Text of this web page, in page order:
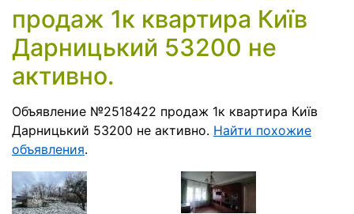
продаж 1к квартира Київ
Дарницький 53200 не
активно.
Объявление №2518422 продаж 1к квартира Київ
Дарницький 53200 не активно. Найти похожие
объявления.